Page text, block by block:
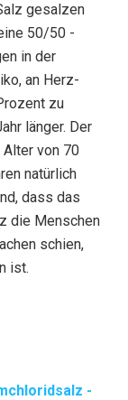
gesalzen
50/50 -
in der
an Herz-
zu
länger. Der
von 70
natürlich
dass das
die Menschen
schien,
ist.
-